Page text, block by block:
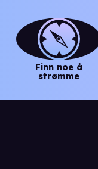
Finn noe å
strømme